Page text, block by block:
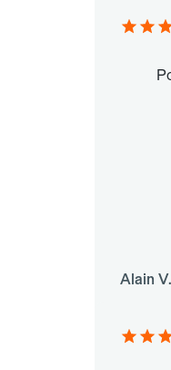
Alain V.